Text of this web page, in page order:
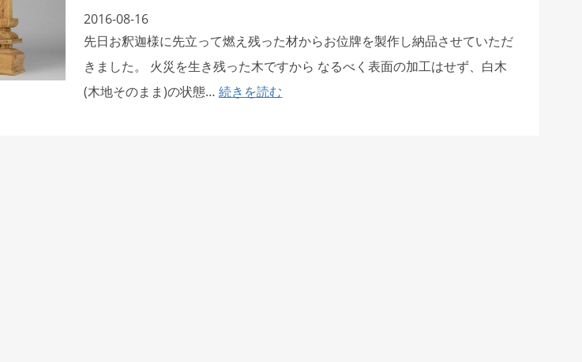
2016-08-16
先日お釈迦様に先立って燃え残った材からお位牌を製作し納品させていただ
きました。 火災を生き残った木ですから なるべく表面の加工はせず、白木
(木地そのまま)の状態…続きを読む